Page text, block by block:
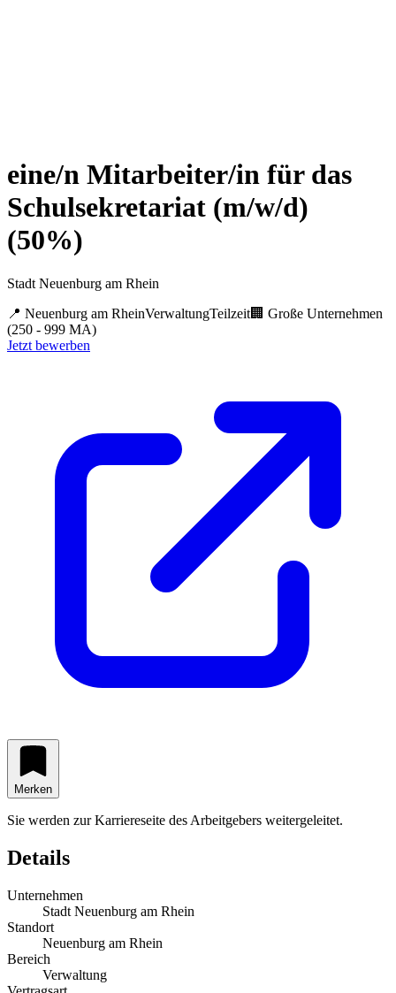
eine/n Mitarbeiter/in für das
Schulsekretariat (m/w/d)
(50%)
Stadt Neuenburg am Rhein
📍 Neuenburg am RheinVerwaltungTeilzeit🏢 Große Unternehmen
(250 - 999 MA)
Jetzt bewerben
Merken
Sie werden zur Karriereseite des Arbeitgebers weitergeleitet.
Details
Unternehmen
Stadt Neuenburg am Rhein
Standort
Neuenburg am Rhein
Bereich
Verwaltung